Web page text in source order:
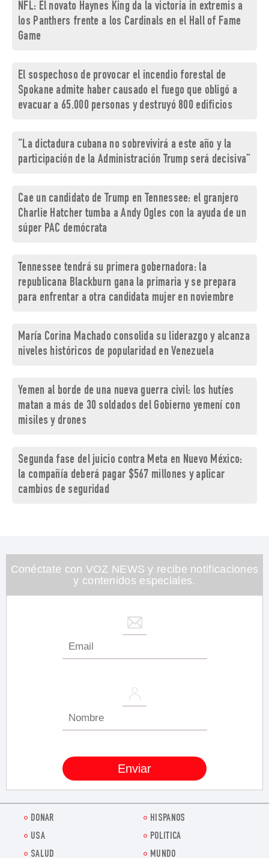
NFL: El novato Haynes King da la victoria in extremis a
los Panthers frente a los Cardinals en el Hall of Fame
Game
El sospechoso de provocar el incendio forestal de
Spokane admite haber causado el fuego que obligó a
evacuar a 65.000 personas y destruyó 800 edificios
“La dictadura cubana no sobrevivirá a este año y la
participación de la Administración Trump será decisiva”
Cae un candidato de Trump en Tennessee: el granjero
Charlie Hatcher tumba a Andy Ogles con la ayuda de un
súper PAC demócrata
Tennessee tendrá su primera gobernadora: la
republicana Blackburn gana la primaria y se prepara
para enfrentar a otra candidata mujer en noviembre
María Corina Machado consolida su liderazgo y alcanza
niveles históricos de popularidad en Venezuela
Yemen al borde de una nueva guerra civil: los hutíes
matan a más de 30 soldados del Gobierno yemení con
misiles y drones
Segunda fase del juicio contra Meta en Nuevo México:
la compañía deberá pagar $567 millones y aplicar
cambios de seguridad
Conéctate con VOZ NEWS y recibe notificaciones
y contenidos especiales.
DONAR
HISPANOS
USA
POLITICA
SALUD
MUNDO